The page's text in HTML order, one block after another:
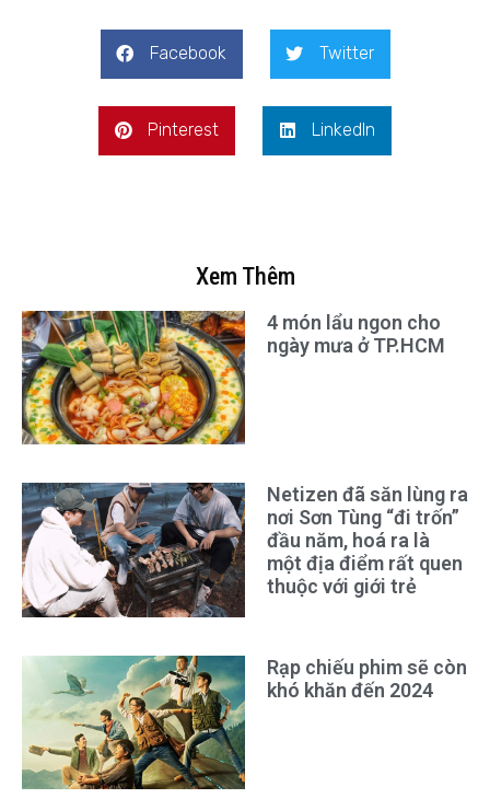
Facebook Twitter
Pinterest LinkedIn
Xem Thêm
4 món lẩu ngon cho
ngày mưa ở TP.HCM
Netizen đã săn lùng ra
nơi Sơn Tùng “đi trốn”
đầu năm, hoá ra là
một địa điểm rất quen
thuộc với giới trẻ
Rạp chiếu phim sẽ còn
khó khăn đến 2024